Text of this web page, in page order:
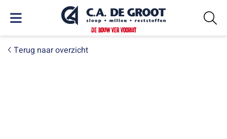
DE BOUW VER VOORUIT
Terug naar overzicht